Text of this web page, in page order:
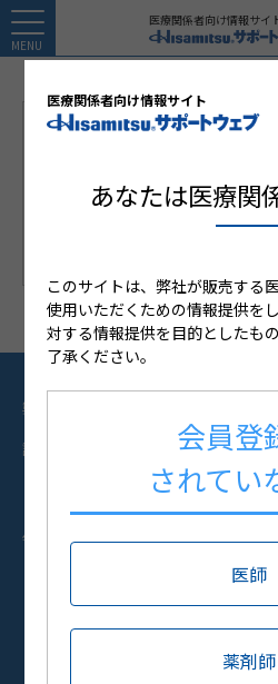
MENU
医療関係者向け情報サイ
＜医療用麻薬ページ
医療用麻薬の情報は「病院・診
師・薬剤師・看護師」のみご利
護師」の方は会員登録時に閲覧
製品情報
講演会情報
領域別情報
製
医療関係者向け情報サイト
あなたは医療関
このサイトは、弊社が販売する
使用いただくための情報提供を
対する情報提供を目的としたも
了承ください。
会員登
されてい
医師
薬剤師